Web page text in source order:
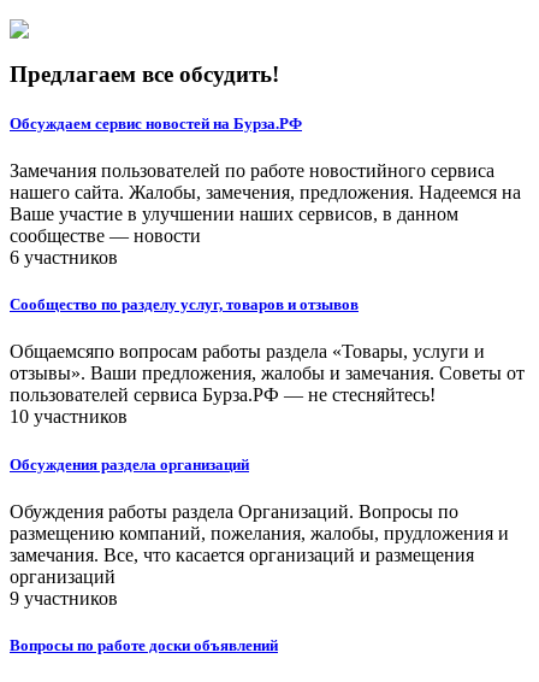
Предлагаем все обсудить!
Обсуждаем сервис новостей на Бурза.РФ
Замечания пользователей по работе новостийного сервиса
нашего сайта. Жалобы, замечения, предложения. Надеемся на
Ваше участие в улучшении наших сервисов, в данном
сообществе — новости
6 участников
Сообщество по разделу услуг, товаров и отзывов
Общаемсяпо вопросам работы раздела «Товары, услуги и
отзывы». Ваши предложения, жалобы и замечания. Советы от
пользователей сервиса Бурза.РФ — не стесняйтесь!
10 участников
Обсуждения раздела организаций
Обуждения работы раздела Организаций. Вопросы по
размещению компаний, пожелания, жалобы, прудложения и
замечания. Все, что касается организаций и размещения
организаций
9 участников
Вопросы по работе доски объявлений